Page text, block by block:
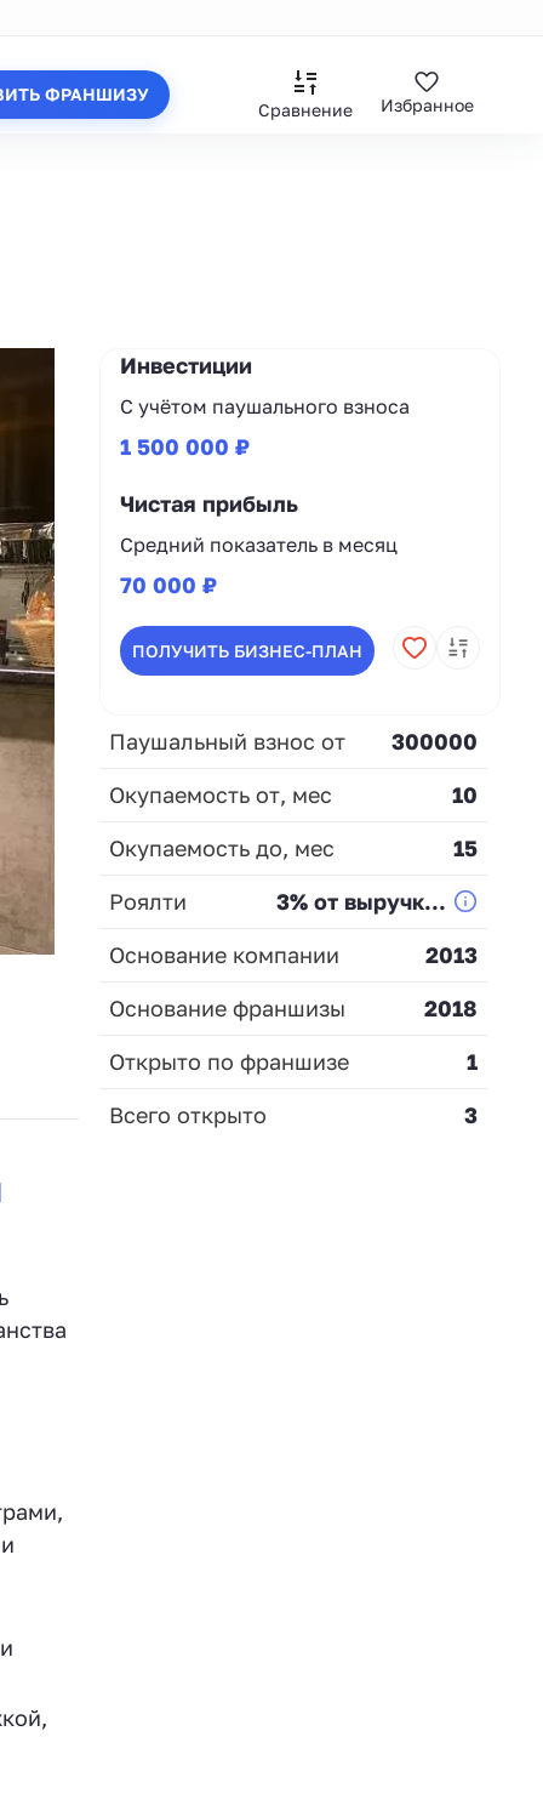
ФРАНШИЗУ
Сравнение Избранное
Инвестиции
С учётом паушального взноса
1 500 000 ₽
Чистая прибыль
Средний показатель в месяц
70 000 ₽
ПОЛУЧИТЬ БИЗНЕС-ПЛАН
Паушальный взнос от
300000
Окупаемость от, мес
10
Окупаемость до, мес
15
Роялти
3% от выручк...
Основание компании
2013
Основание франшизы
2018
Открыто по франшизе
1
Всего открыто
3